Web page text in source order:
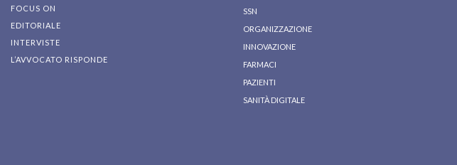
FOCUS ON
EDITORIALE
INTERVISTE
L’AVVOCATO RISPONDE
SSN
ORGANIZZAZIONE
INNOVAZIONE
FARMACI
PAZIENTI
SANITÀ DIGITALE